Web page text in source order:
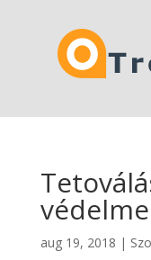
aug 19, 2018 |